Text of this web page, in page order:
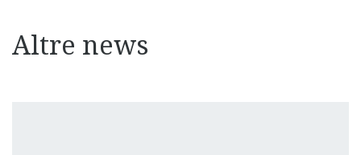
Altre news